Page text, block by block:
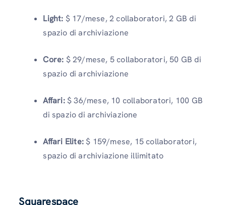
Light: $ 17/mese, 2 collaboratori, 2 GB di
spazio di archiviazione
Core: $ 29/mese, 5 collaboratori, 50 GB di
spazio di archiviazione
Affari:$ 36/mese, 10 collaboratori, 100 GB
di spazio di archiviazione
Affari Elite:$ 159/mese, 15 collaboratori,
spazio di archiviazione illimitato
Squarespace